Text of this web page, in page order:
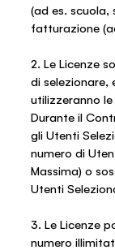
(ad es. scuola,
fatturazione
2. Le Licenze
di selezionare,
utilizzeranno le
Durante il
gli Utenti
numero di
Massima) o
Utenti
3. Le Licenze
numero